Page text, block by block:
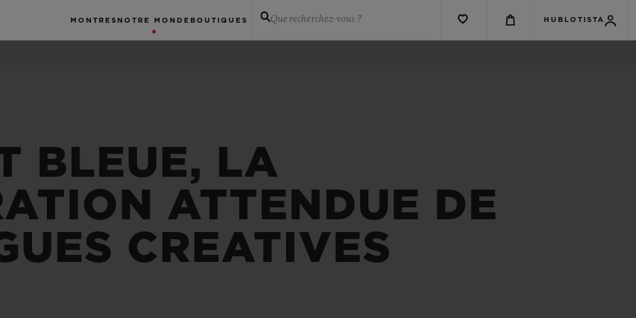
MONTRES NOTRE MONDE BOUTIQUES Que recherchez-vous ? HUBLOTISTA
BLEUE, LA
ATTENDUE DE
CREATIVES